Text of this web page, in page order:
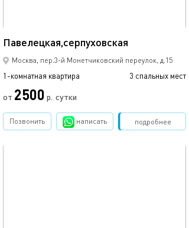
Павелецкая,серпуховская
Москва, пер.3-й Монетчиковский переулок, д.15
1-комнатная квартира 3 спальных мест
от 2500 р. сутки
подробнее
Позвонить написать Забронировать